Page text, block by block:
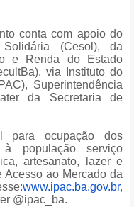
conta com apoio do
(Cesol), da
e Renda do Estado
via Instituto do
Superintendência
da Secretaria de
para ocupação dos
à população serviço
artesanato, lazer e
Acesso ao Mercado da
www.ipac.ba.gov.br,
@ipac_ba.